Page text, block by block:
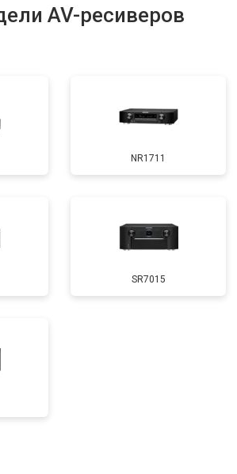
AV-ресиверов
NR1711
SR7015